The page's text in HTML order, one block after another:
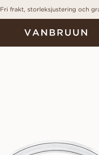
Fri frakt, storleksjustering och